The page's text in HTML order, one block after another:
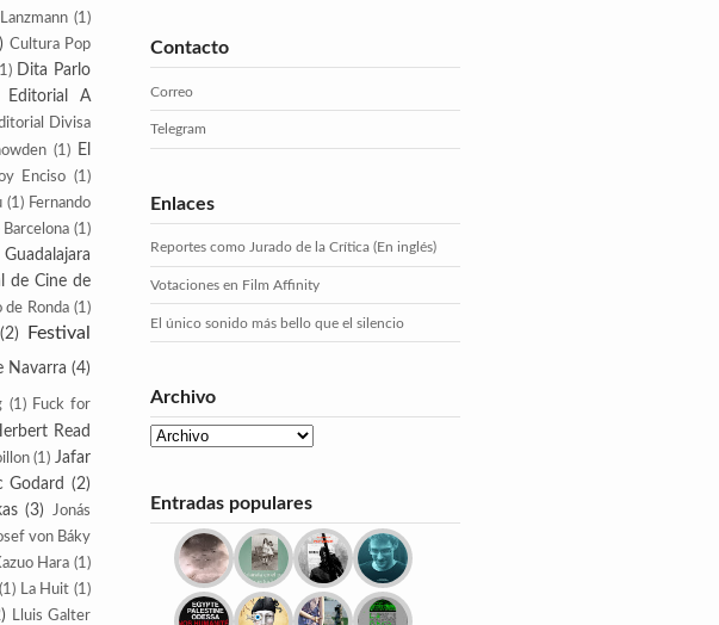
(1)
Cultura Pop
Dita Parlo
Editorial A
Divisa
(1)
El
Enciso (1)
(1) Fernando
(1)
de Cine de
de Ronda (1)
(2)
Festival
Navarra (4)
(1)
Fuck for
Read
(1) Jafar
Godard (2)
(3)
Jonás
von Báky
Hara (1)
(1) La Huit (1)
Lluis Galter
Contacto
Correo
Telegram
Enlaces
Reportes como Jurado de la Crítica (En inglés)
Votaciones en Film Affinity
El único sonido más bello que el silencio
Archivo
Entradas populares